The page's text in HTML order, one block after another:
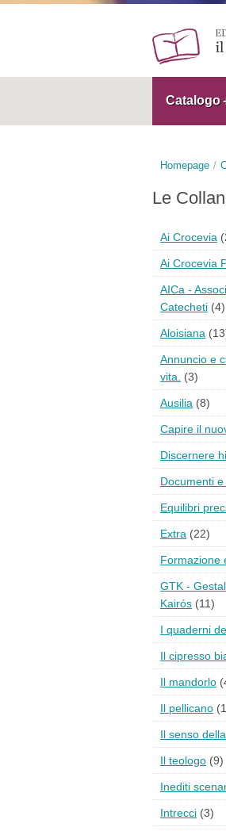
Catalogo
Homepage
Le
Ai Crocevia
Ai Crocevia
AICa -
Catecheti (4)
Aloisiana
Annuncio e
vita.
(3)
Ausilia (8)
Capire il
Discernere
Documenti
Equilibri
Extra (22)
Formazione
GTK -
Kairós (11)
I quaderni
Il cipresso
Il mandorlo
Il pellicano
Il senso
Il teologo (9)
Inediti
Intrecci (3)